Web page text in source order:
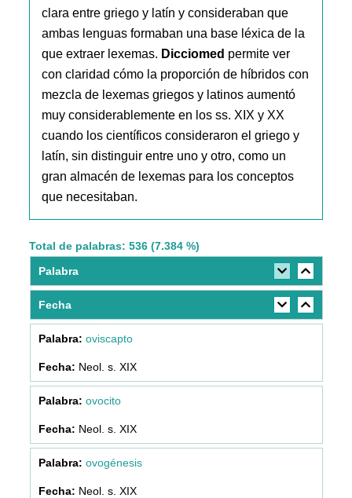
clara entre griego y latín y consideraban que
ambas lenguas formaban una base léxica de la
que extraer lexemas. Dicciomed permite ver
con claridad cómo la proporción de híbridos con
mezcla de lexemas griegos y latinos aumentó
muy considerablemente en los ss. XIX y XX
cuando los científicos consideraron el griego y
latín, sin distinguir entre uno y otro, como un
gran almacén de lexemas para los conceptos
que necesitaban.
Total de palabras: 536 (7.384 %)
Palabra
Fecha
oviscapto
Neol. s. XIX
ovocito
Neol. s. XIX
ovogénesis
Neol. s. XIX